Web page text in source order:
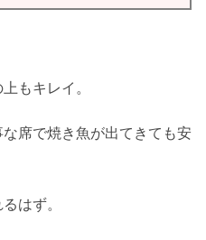
もキレイ。
席で焼き魚が出てきても安
はず。